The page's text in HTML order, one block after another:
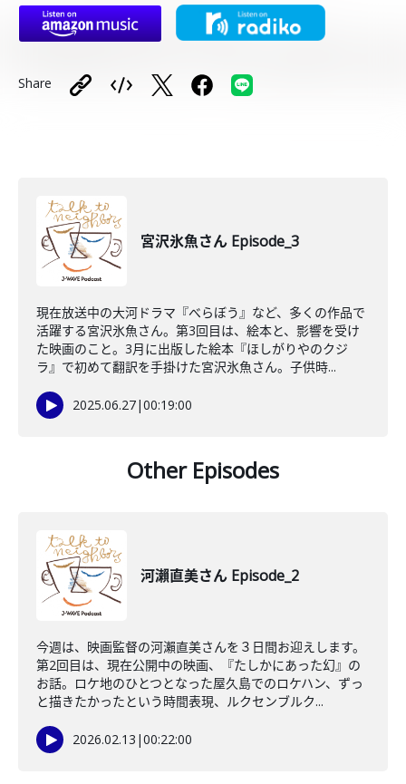
Share
宮沢氷魚さん Episode_3
現在放送中の大河ドラマ『べらぼう』など、多くの作品で
活躍する宮沢氷魚さん。第3回目は、絵本と、影響を受け
た映画のこと。3月に出版した絵本『ほしがりやのクジ
ラ』で初めて翻訳を手掛けた宮沢氷魚さん。子供時...
2025.06.27|00:19:00
Other Episodes
河瀨直美さん Episode_2
今週は、映画監督の河瀨直美さんを３日間お迎えします。
第2回目は、現在公開中の映画、『たしかにあった幻』の
お話。ロケ地のひとつとなった屋久島でのロケハン、ずっ
と描きたかったという時間表現、ルクセンブルク...
2026.02.13 |00:22:00